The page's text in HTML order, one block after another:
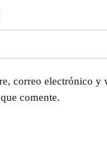
correo electrónico y
comente.